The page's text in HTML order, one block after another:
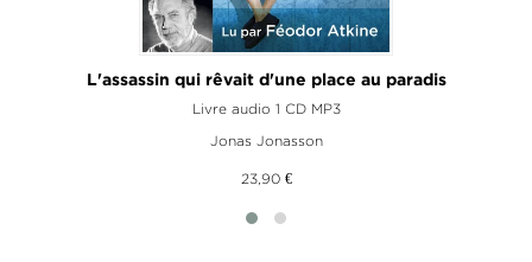
L'assassin qui rêvait d'une place au paradis
Livre audio 1 CD MP3
Jonas Jonasson
23,90 €